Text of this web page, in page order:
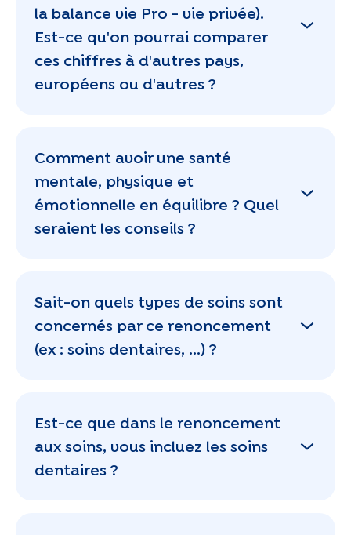
la balance vie Pro - vie privée).
Est-ce qu'on pourrai comparer
ces chiffres à d'autres pays,
européens ou d'autres ?
Comment avoir une santé
mentale, physique et
émotionnelle en équilibre ? Quel
seraient les conseils ?
Sait-on quels types de soins sont
concernés par ce renoncement
(ex : soins dentaires, ...) ?
Est-ce que dans le renoncement
aux soins, vous incluez les soins
dentaires ?